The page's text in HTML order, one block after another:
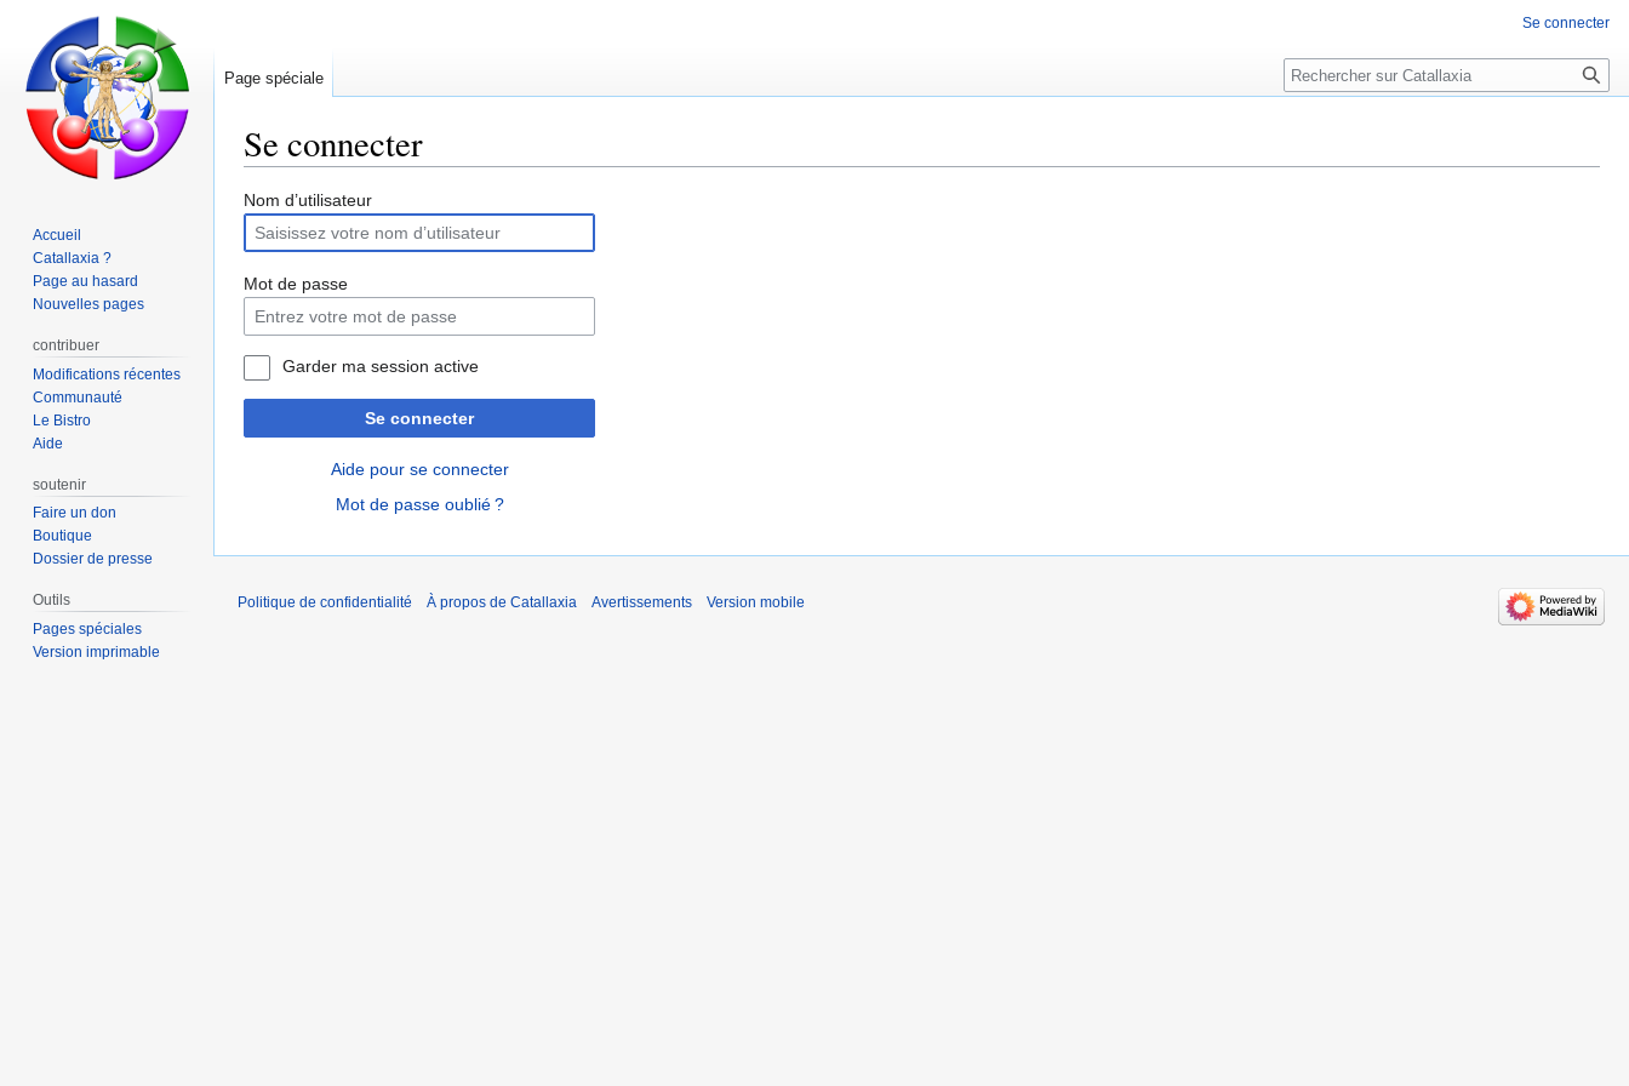
Se connecter
Aller
la
navigation
Aller
la
recherche
Nom d’utilisateur
Mot de passe
Garder ma session active
Se connecter
Aide pour se connecter
Mot de passe oublié ?
Se connecter
Page spéciale Rechercher
Accueil
Catallaxia ?
Page au hasard
Nouvelles pages
contribuer
Modifications récentes
Communauté
Le Bistro
Aide
soutenir
Faire un don
Boutique
Dossier de presse
Outils
Pages spéciales
Version imprimable
Politique de confidentialité À propos de Catallaxia Avertissements Version mobile